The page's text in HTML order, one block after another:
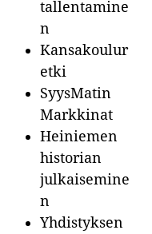
tallentamine
n
Kansakoulur
etki
SyysMatin
Markkinat
Heiniemen
historian
julkaisemine
n
Yhdistyksen